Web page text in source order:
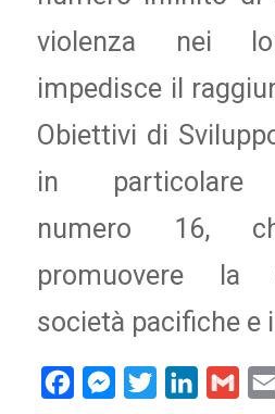
violenza nei
impedisce il
Obiettivi di
in particolare
numero 16,
promuovere la
società pacifiche e
FacebookMessenger
Twitter LinkedInGmail